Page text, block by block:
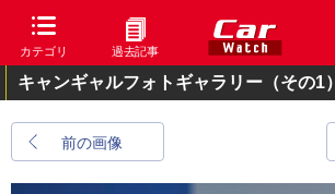
カテゴリ 過去記事
キャンギャルフォトギャラリー（その1）
前の画像